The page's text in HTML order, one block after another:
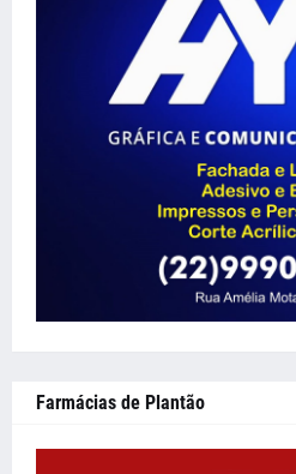
Farmácias de Plantão